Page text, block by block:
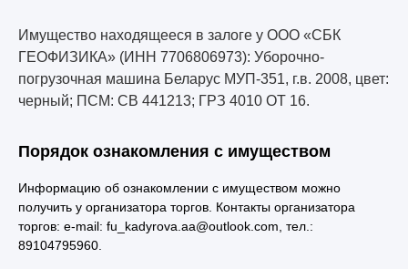
Имущество находящееся в залоге у ООО «СБК
ГЕОФИЗИКА» (ИНН 7706806973): Уборочно-
погрузочная машина Беларус МУП-351, г.в. 2008, цвет:
черный; ПСМ: СВ 441213; ГРЗ 4010 ОТ 16.
Порядок ознакомления с имуществом
Информацию об ознакомлении с имуществом можно
получить у организатора торгов. Контакты организатора
торгов: e-mail: fu_kadyrova.aa@outlook.com, тел.:
89104795960.